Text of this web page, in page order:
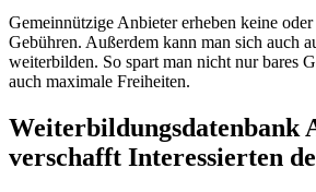
Gemeinnützige Anbieter erheben keine
Gebühren. Außerdem kann man sich auch
weiterbilden. So spart man nicht nur bares
auch maximale Freiheiten.
Weiterbildungsdatenbank
verschafft Interessierten